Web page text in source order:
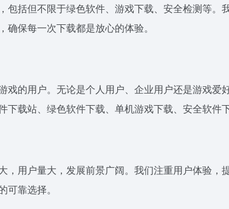
包括但不限于绿色软件、游戏下载、安全检测等。
保每一次下载都是放心的体验。
戏的用户。无论是个人用户、企业用户还是游戏爱
载站、绿色软件下载、单机游戏下载、安全软件下
，用户量大，发展前景广阔。我们注重用户体验，
靠选择。